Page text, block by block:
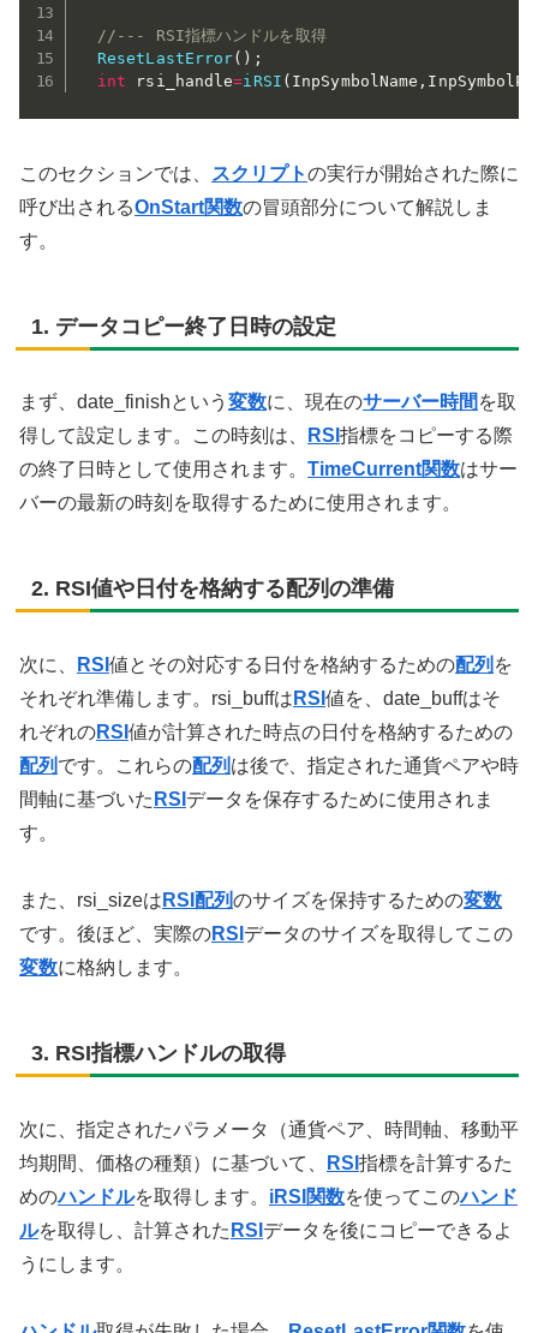
//--- RSI指標ハンドルを取得
ResetLastError( ) ;
int rsi_handle=iRSI ( InpSymbolName ,
このセクションでは、 スクリプトの実行が開始された際に
呼び出されるOnStart関数の冒頭部分について解説しま
す。
1. データコピー終了日時の設定
まず、date_finishという 変数に、現在のサーバー時間 を取
得して設定します。この時刻は、
RSI 指標をコピーする際
の終了日時として使用されます。 TimeCurrent関数はサー
バーの最新の時刻を取得するために使用されます。
2. RSI値や日付を格納する配列の準備
次に、 RSI 値とその対応する日付を格納するための配列 を
それぞれ準備します。rsi_buffは RSI 値を、date_buffはそ
れぞれのRSI 値が計算された時点の日付を格納するための
配列 です。これらの配列 は後で、指定された通貨ペアや時
間軸に基づいた RSI データを保存するために使用されま
す。
また、rsi_sizeは RSI 配列のサイズを保持するための変数
です。後ほど、実際のRSI データのサイズを取得してこの
変数に格納します。
3. RSI指標ハンドルの取得
次に、指定されたパラメータ（通貨ペア、時間軸、移動平
均期間、価格の種類）に基づいて、
RSI 指標を計算するた
めのハンドルを取得します。 iRSI関数を使ってこのハンド
ルを取得し、計算された RSI データを後にコピーできるよ
うにします。